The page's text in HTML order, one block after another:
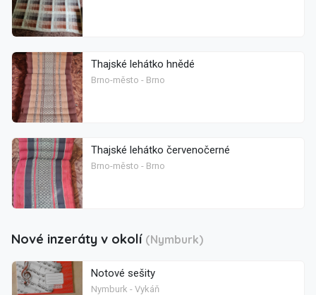
Thajské lehátko hnědé
Brno-město - Brno
Thajské lehátko červenočerné
Brno-město - Brno
Nové inzeráty v okolí (Nymburk)
Notové sešity
Nymburk - Vykáň